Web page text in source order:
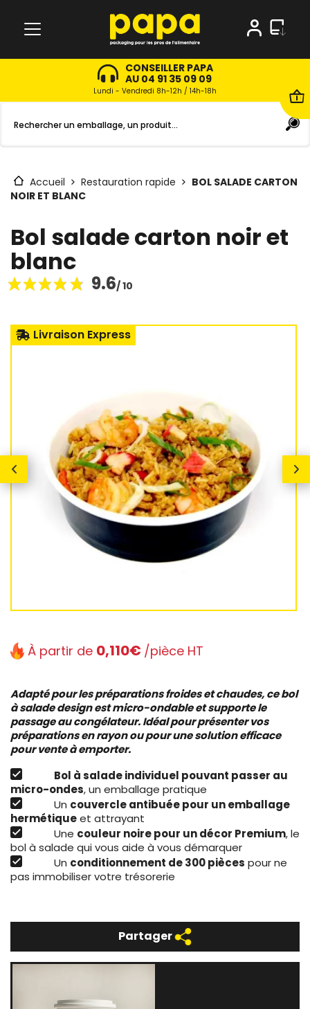
CONSEILLER PAPA
AU 04 91 35 09 09
Lundi - Vendredi 8h-12h / 14h-18h
Accueil Restauration rapide
BOL SALADE CARTON
NOIR ET BLANC
Bol salade carton noir et
blanc
9.6/ 10
Livraison Express
À partir de 0,110€ /pièce HT
Adapté pour les préparations froides et chaudes, ce bol
à salade design est micro-ondable et supporte le
passage au congélateur. Idéal pour présenter vos
préparations en rayon ou pour une solution efficace
pour vente à emporter.
Bol à salade individuel pouvant passer au
micro-ondes, un emballage pratique
Un couvercle antibuée pour un emballage
hermétiqueet attrayant
Une couleur noire pour un décor Premium, le
bol à salade qui vous aide à vous démarquer
Un conditionnement de 300 pièces pour ne
pas immobiliser votre trésorerie
Partager